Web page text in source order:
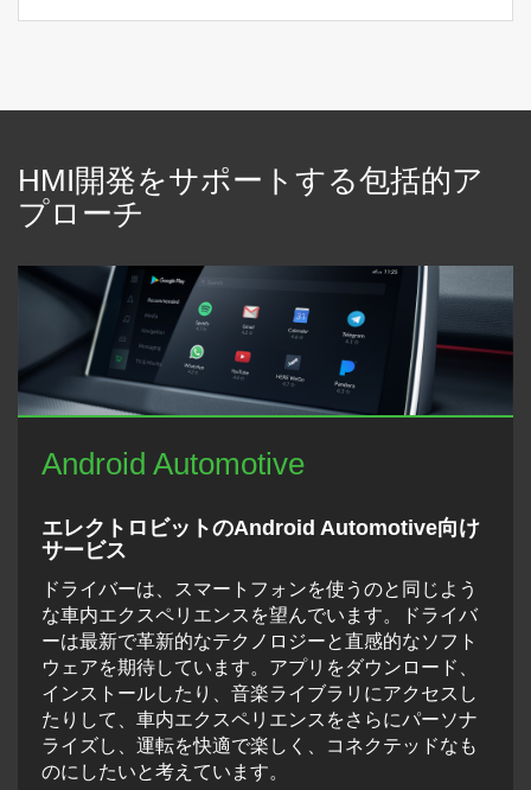
HMI開発をサポートする包括的ア
プローチ
Android Automotive
エレクトロビットのAndroid Automotive向け
サービス
ドライバーは、スマートフォンを使うのと同じよう
な車内エクスペリエンスを望んでいます。ドライバ
ーは最新で革新的なテクノロジーと直感的なソフト
ウェアを期待しています。アプリをダウンロード、
インストールしたり、音楽ライブラリにアクセスし
たりして、車内エクスペリエンスをさらにパーソナ
ライズし、運転を快適で楽しく、コネクテッドなも
のにしたいと考えています。